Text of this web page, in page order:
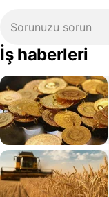
İş haberleri